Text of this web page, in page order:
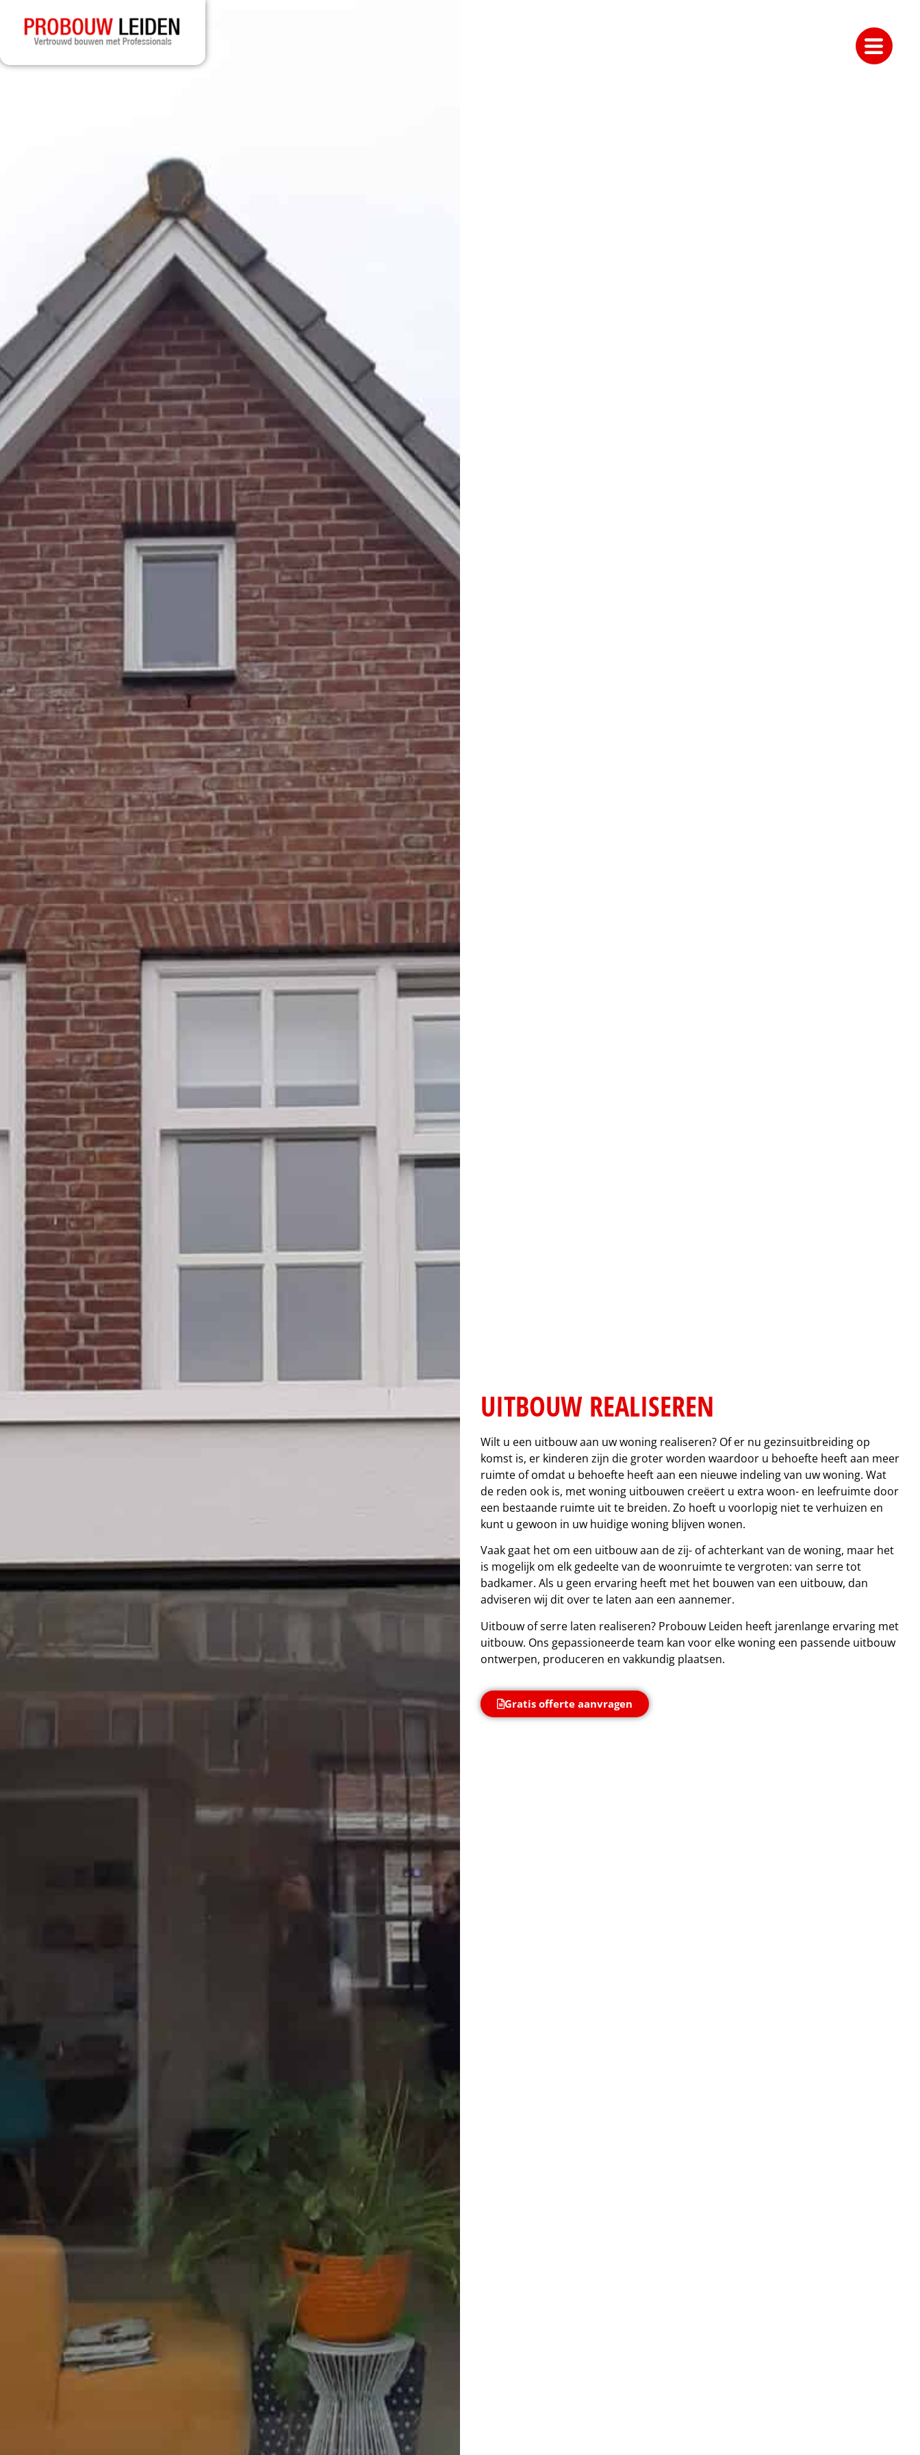
UITBOUW REALISEREN
Wilt u een uitbouw aan uw woning realiseren? Of er nu gezinsuitbreiding op
komst is, er kinderen zijn die groter worden waardoor u behoefte heeft aan meer
ruimte of omdat u behoefte heeft aan een nieuwe indeling van uw woning. Wat
de reden ook is, met woning uitbouwen creëert u extra woon- en leefruimte door
een bestaande ruimte uit te breiden. Zo hoeft u voorlopig niet te verhuizen en
kunt u gewoon in uw huidige woning blijven wonen.
Vaak gaat het om een uitbouw aan de zij- of achterkant van de woning, maar het
is mogelijk om elk gedeelte van de woonruimte te vergroten: van serre tot
badkamer. Als u geen ervaring heeft met het bouwen van een uitbouw, dan
adviseren wij dit over te laten aan een aannemer.
Uitbouw of serre laten realiseren? Probouw Leiden heeft jarenlange ervaring met
uitbouw. Ons gepassioneerde team kan voor elke woning een passende uitbouw
ontwerpen, produceren en vakkundig plaatsen.
Gratis offerte aanvragen